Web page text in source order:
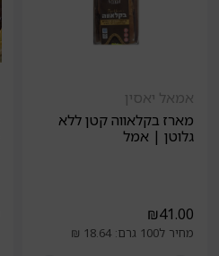
אמאל יאסין
מארז בקלאווה קטן ללא
גלוטן | אמל
₪41.00
מחיר ל100 גרם: 18.64 ₪